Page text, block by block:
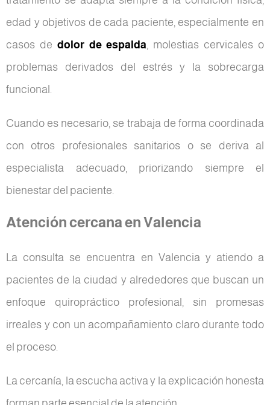
edad y objetivos de cada paciente, especialmente en
casos de dolor de espalda , molestias cervicales o
problemas derivados del estrés y la sobrecarga
funcional.
Cuando es necesario, se trabaja de forma coordinada
con otros profesionales sanitarios o se deriva al
especialista adecuado, priorizando siempre el
bienestar del paciente.
Atención cercana en Valencia
La consulta se encuentra en Valencia y atiendo a
pacientes de la ciudad y alrededores que buscan un
enfoque quiropráctico profesional, sin promesas
irreales y con un acompañamiento claro durante todo
el proceso.
La cercanía, la escucha activa y la explicación honesta